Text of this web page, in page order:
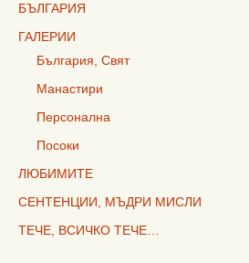
БЪЛГАРИЯ
ГАЛЕРИИ
България, Свят
Манастири
Персонална
Посоки
ЛЮБИМИТЕ
СЕНТЕНЦИИ, МЪДРИ МИСЛИ
ТЕЧЕ, ВСИЧКО ТЕЧЕ…